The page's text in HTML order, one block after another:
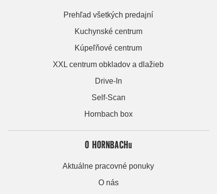
Prehľad všetkých predajní
Kuchynské centrum
Kúpeľňové centrum
XXL centrum obkladov a dlažieb
Drive-In
Self-Scan
Hornbach box
O HORNBACHu
Aktuálne pracovné ponuky
O nás